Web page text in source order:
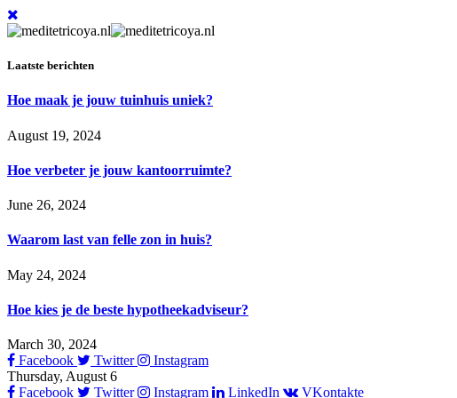
Laatste berichten
Hoe maak je jouw tuinhuis uniek?
August 19, 2024
Hoe verbeter je jouw kantoorruimte?
June 26, 2024
Waarom last van felle zon in huis?
May 24, 2024
Hoe kies je de beste hypotheekadviseur?
March 30, 2024
Facebook
Twitter
Instagram
Thursday, August 6
Facebook
Twitter Instagram LinkedIn VKontakte